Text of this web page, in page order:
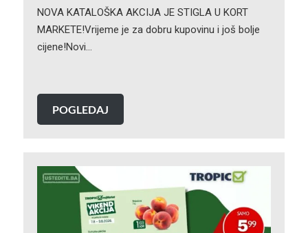
NOVA KATALOŠKA AKCIJA JE STIGLA U KORT
MARKETE!Vrijeme je za dobru kupovinu i još bolje
cijene!Novi…
POGLEDAJ